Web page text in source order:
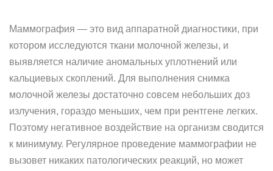
Маммография — это вид аппаратной диагностики, при
котором исследуются ткани молочной железы, и
выявляется наличие аномальных уплотнений или
кальциевых скоплений. Для выполнения снимка
молочной железы достаточно совсем небольших доз
излучения, гораздо меньших, чем при рентгене легких.
Поэтому негативное воздействие на организм сводится
к минимуму. Регулярное проведение маммографии не
вызовет никаких патологических реакций, но может